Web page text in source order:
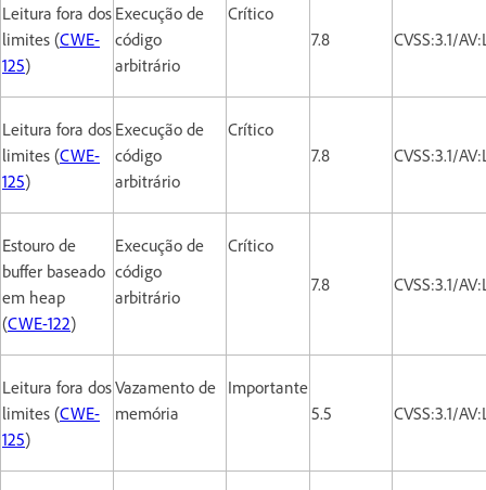
Leitura fora dos
limites (CWE-
125)
Execução de
código
arbitrário
Crítico
7.8
CVSS:3.1/
Leitura fora dos
limites (CWE-
125)
Execução de
código
arbitrário
Crítico
7.8
CVSS:3.1/
Estouro de
buffer baseado
em heap
(CWE-122)
Execução de
código
arbitrário
Crítico
7.8
CVSS:3.1/
Leitura fora dos
limites (CWE-
125)
Vazamento de
memória
Importante
5.5
CVSS:3.1/